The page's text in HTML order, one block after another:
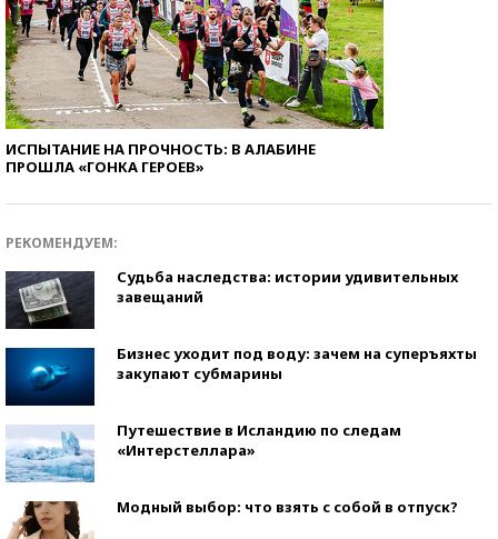
ИСПЫТАНИЕ НА ПРОЧНОСТЬ: В АЛАБИНЕ
ПРОШЛА «ГОНКА ГЕРОЕВ»
РЕКОМЕНДУЕМ:
Судьба наследства: истории удивительных
завещаний
Бизнес уходит под воду: зачем на суперъяхты
закупают субмарины
Путешествие в Исландию по следам
«Интерстеллара»
Модный выбор: что взять с собой в отпуск?